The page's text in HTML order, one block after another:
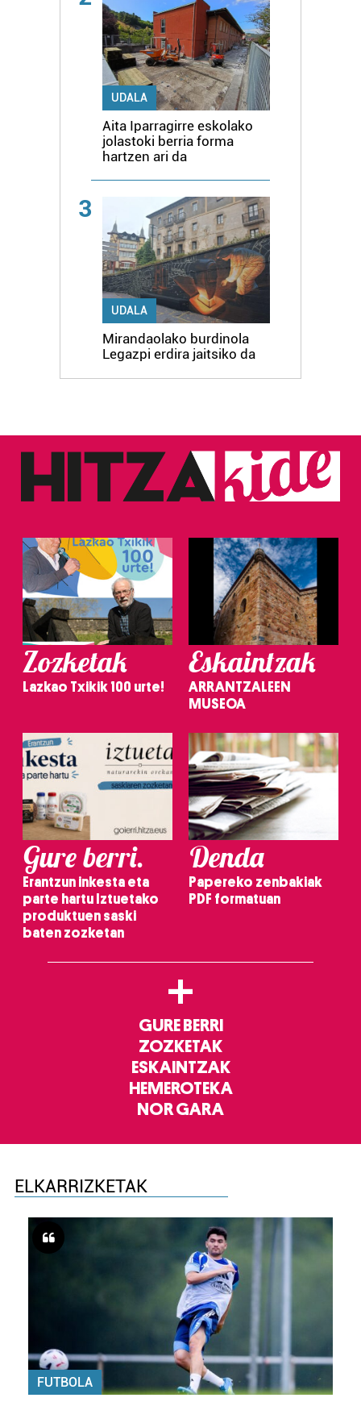
UDALA
Aita Iparragirre eskolako
jolastoki berria forma
hartzen ari da
3
UDALA
Mirandaolako burdinola
Legazpi erdira jaitsiko da
Zozketak
Lazkao Txikik 100 urte!
Eskaintzak
ARRANTZALEEN
MUSEOA
Gure berri.
Erantzun inkesta eta
parte hartu Iztuetako
produktuen saski
baten zozketan
Denda
Papereko zenbakiak
PDF formatuan
+
GURE BERRI
ZOZKETAK
ESKAINTZAK
HEMEROTEKA
NOR GARA
ELKARRIZKETAK
FUTBOLA